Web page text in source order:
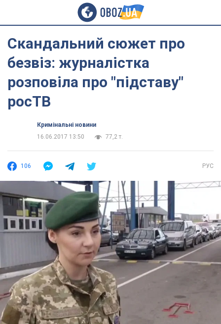
Скандальний сюжет про
безвіз: журналістка
розповіла про "підставу"
росТВ
Кримінальні новини
16.06.2017 13:50
77,2 т.
106 РУС